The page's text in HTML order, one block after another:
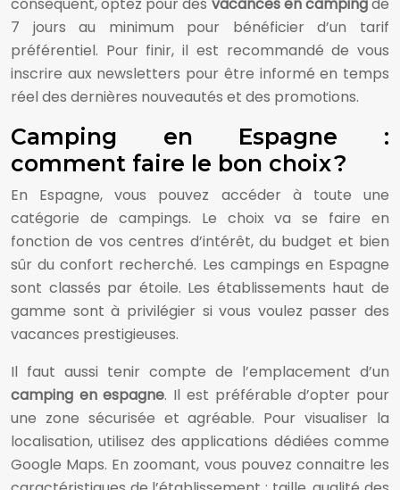
7 jours au minimum pour bénéficier d’un tarif
préférentiel. Pour finir, il est recommandé de vous
inscrire aux newsletters pour être informé en temps
réel des dernières nouveautés et des promotions.
Camping en Espagne :
comment faire le bon choix ?
En Espagne, vous pouvez accéder à toute une
catégorie de campings. Le choix va se faire en
fonction de vos centres d’intérêt, du budget et bien
sûr du confort recherché. Les campings en Espagne
sont classés par étoile. Les établissements haut de
gamme sont à privilégier si vous voulez passer des
vacances prestigieuses.
Il faut aussi tenir compte de l’emplacement d’un
camping en espagne. Il est préférable d’opter pour
une zone sécurisée et agréable. Pour visualiser la
localisation, utilisez des applications dédiées comme
Google Maps. En zoomant, vous pouvez connaitre les